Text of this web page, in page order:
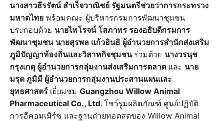
นางสาวธีรรัตน์ สำเร็จวาณิชย์ รัฐมนตรีช่วยว่าการกระทรวง
มหาดไทย พร้อมคณะ ผู้บริหารกรมการพัฒนาชุมชน
ประกอบด้วย นายไพโรจน์ โสภาพร รองอธิบดีกรมการ
พัฒนาชุมชน นายสุรพล แก้วอินธิ ผู้อำนวยการสำนักส่งเสริม
ภูมิปัญญาท้องถิ่นและวิสาหกิจชุมชน ร่วมด้วย นางวรนุช
กรุงเกตุ ผู้อำนวยการกลุ่มงานส่งเสริมการตลาด และ นาย
มรุต ภูมิมี ผู้อำนวยการกลุ่มงานประสานแผนและ
ยุทธศาสตร์ เยี่ยมชม Guangzhou Willow Animal
Pharmaceutical Co., Ltd. โชว์รูมผลิตภัณฑ์ ศูนย์ปฏิบัติ
การอีคอมเมิร์ซ และฐานถ่ายทอดสดของ Willow Animal